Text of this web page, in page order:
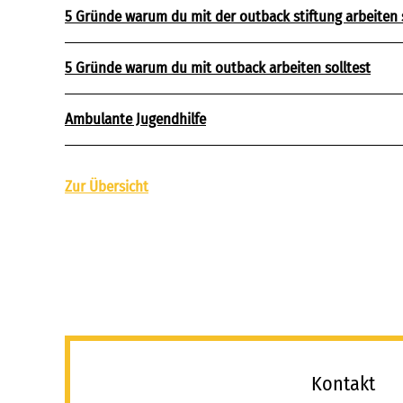
5 Gründe warum du mit der outback stiftung arbeiten
5 Gründe warum du mit outback arbeiten solltest
Ambulante Jugendhilfe
Zur Übersicht
Kontakt